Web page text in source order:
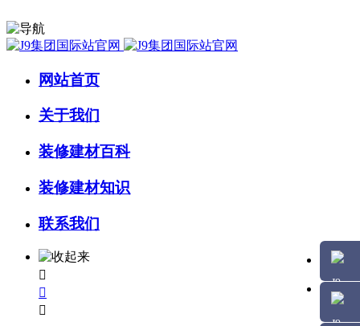
网站首页
关于我们
装修建材百科
装修建材知识
联系我们


